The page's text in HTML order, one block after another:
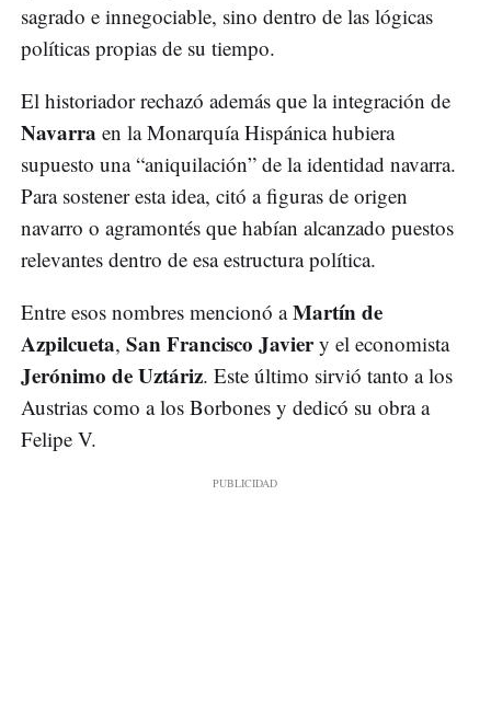
sagrado e innegociable, sino dentro de las lógicas
políticas propias de su tiempo.
El historiador rechazó además que la integración de
Navarra en la Monarquía Hispánica hubiera
supuesto una “aniquilación” de la identidad navarra.
Para sostener esta idea, citó a figuras de origen
navarro o agramontés que habían alcanzado puestos
relevantes dentro de esa estructura política.
Entre esos nombres mencionó aMartín de
Azpilcueta, San Francisco Javiery el economista
Jerónimo de Uztáriz. Este último sirvió tanto a los
Austrias como a los Borbones y dedicó su obra a
Felipe V.